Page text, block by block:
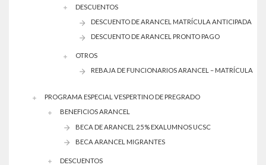
DESCUENTOS
DESCUENTO DE ARANCEL MATRÍCULA ANTICIPADA
DESCUENTO DE ARANCEL PRONTO PAGO
OTROS
REBAJA DE FUNCIONARIOS ARANCEL – MATRÍCULA
PROGRAMA ESPECIAL VESPERTINO DE PREGRADO
BENEFICIOS ARANCEL
BECA DE ARANCEL 25% EXALUMNOS UCSC
BECA ARANCEL MIGRANTES
DESCUENTOS